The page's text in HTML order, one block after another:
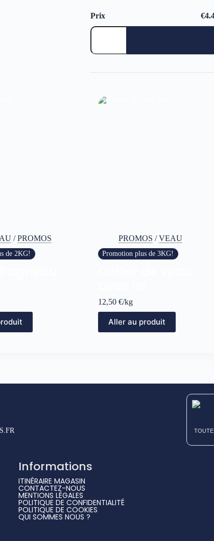
Prix €
/PROMOS
de 2KG!
PROMOS /VEAU
Promotion plus de 3KG!
12,50 €/kg
Aller au produit
Informations
ITINÉRAIRE MAGASIN
CONTACTEZ-NOUS
MENTIONS LÉGALES
POLITIQUE DE CONFIDENTIALITÉ
POLITIQUE DE COOKIES
QUI SOMMES NOUS ?